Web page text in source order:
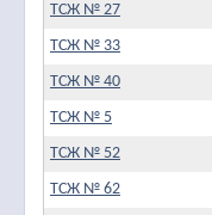
ТСЖ № 27
ТСЖ № 33
ТСЖ № 40
ТСЖ № 5
ТСЖ № 52
ТСЖ № 62